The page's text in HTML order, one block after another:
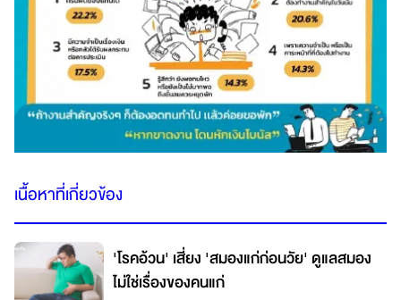
เนื้อหาที่เกี่ยวข้อง
'โรคอ้วน' เสี่ยง 'สมองแก่ก่อนวัย' ดูแลสมอง
ไม่ใช่เรื่องของคนแก่